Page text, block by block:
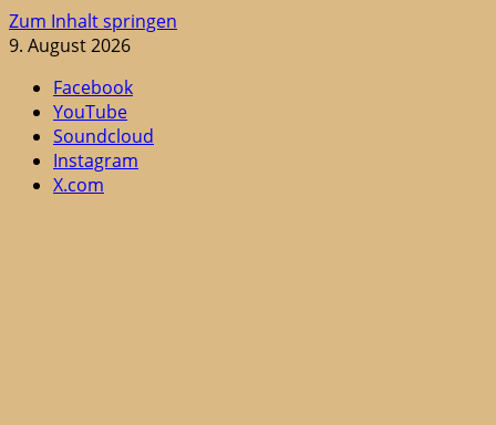
Zum Inhalt springen
9. August 2026
Facebook
YouTube
Soundcloud
Instagram
X.com